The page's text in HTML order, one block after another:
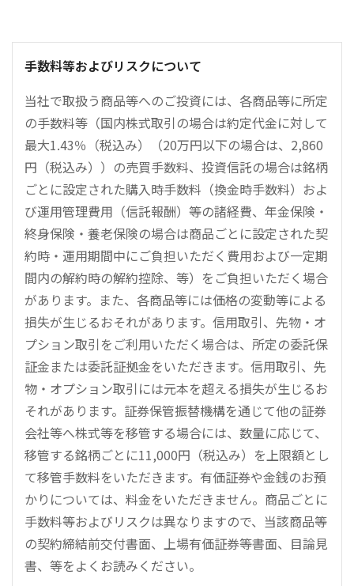
手数料等およびリスクについて
当社で取扱う商品等へのご投資には、各商品等に所定
の手数料等（国内株式取引の場合は約定代金に対して
最大1.43％（税込み）（20万円以下の場合は、2,860
円（税込み））の売買手数料、投資信託の場合は銘柄
ごとに設定された購入時手数料（換金時手数料）およ
び運用管理費用（信託報酬）等の諸経費、年金保険・
終身保険・養老保険の場合は商品ごとに設定された契
約時・運用期間中にご負担いただく費用および一定期
間内の解約時の解約控除、等）をご負担いただく場合
があります。また、各商品等には価格の変動等による
損失が生じるおそれがあります。信用取引、先物・オ
プション取引をご利用いただく場合は、所定の委託保
証金または委託証拠金をいただきます。信用取引、先
物・オプション取引には元本を超える損失が生じるお
それがあります。証券保管振替機構を通じて他の証券
会社等へ株式等を移管する場合には、数量に応じて、
移管する銘柄ごとに11,000円（税込み）を上限額とし
て移管手数料をいただきます。有価証券や金銭のお預
かりについては、料金をいただきません。商品ごとに
手数料等およびリスクは異なりますので、当該商品等
の契約締結前交付書面、上場有価証券等書面、目論見
書、等をよくお読みください。